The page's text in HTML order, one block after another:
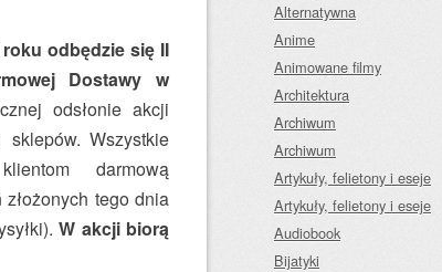
odbędzie się II
Dostawy w
odsłonie akcji
sklepów. Wszystkie
darmową
tego dnia
W akcji biorą
Alternatywna
Anime
Animowane filmy
Architektura
Archiwum
Archiwum
Artykuły, felietony i eseje
Artykuły, felietony i eseje
Audiobook
Bijatyki